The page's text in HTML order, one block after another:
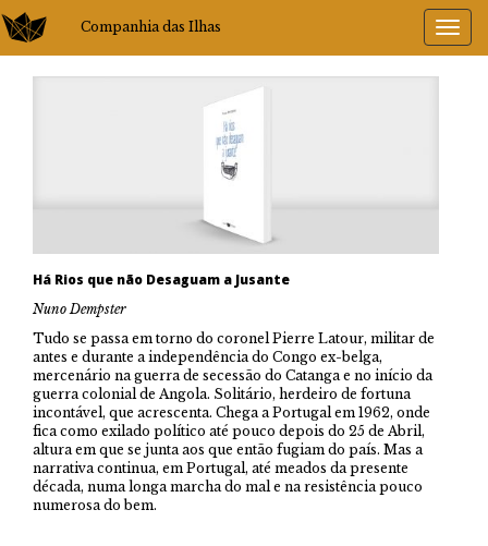
Companhia das Ilhas
Há Rios que não Desaguam a Jusante
Nuno Dempster
Tudo se passa em torno do coronel Pierre Latour, militar de
antes e durante a independência do Congo ex-belga,
mercenário na guerra de secessão do Catanga e no início da
guerra colonial de Angola. Solitário, herdeiro de fortuna
incontável, que acrescenta. Chega a Portugal em 1962, onde
fica como exilado político até pouco depois do 25 de Abril,
altura em que se junta aos que então fugiam do país. Mas a
narrativa continua, em Portugal, até meados da presente
década, numa longa marcha do mal e na resistência pouco
numerosa do bem.